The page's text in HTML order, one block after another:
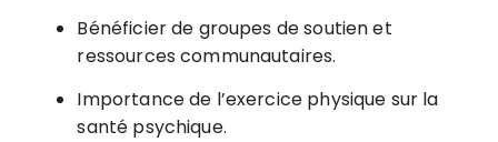
Bénéficier de groupes de soutien et
ressources communautaires.
Importance de l’exercice physique sur la
santé psychique.